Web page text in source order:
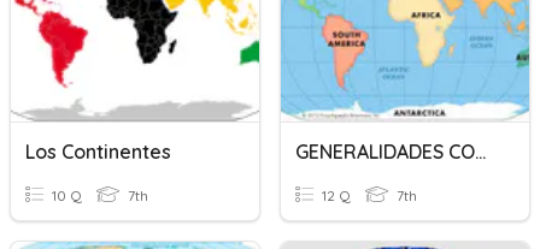
Los Continentes
10 Q 7th
GENERALIDADES CONTINENTES
12 Q 7th